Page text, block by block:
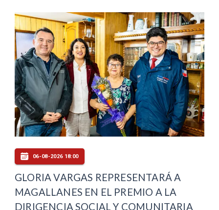
06-08-2026 18:00
GLORIA VARGAS REPRESENTARÁ A
MAGALLANES EN EL PREMIO A LA
DIRIGENCIA SOCIAL Y COMUNITARIA